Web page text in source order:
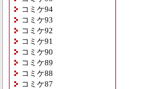
コミケ94
コミケ93
コミケ92
コミケ91
コミケ90
コミケ89
コミケ88
コミケ87